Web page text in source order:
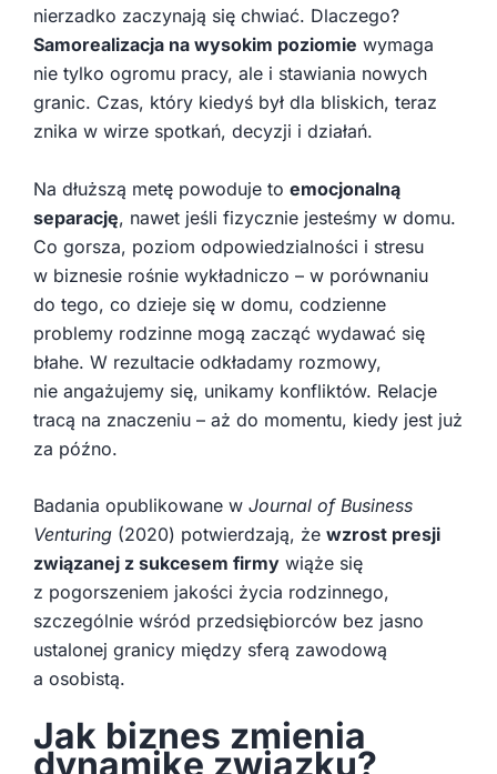
nierzadko zaczynają się chwiać. Dlaczego?
Samorealizacja na wysokim poziomie wymaga
nie tylko ogromu pracy, ale i stawiania nowych
granic. Czas, który kiedyś był dla bliskich, teraz
znika w wirze spotkań, decyzji i działań.
Na dłuższą metę powoduje to emocjonalną
separację, nawet jeśli fizycznie jesteśmy w domu.
Co gorsza, poziom odpowiedzialności i stresu
w biznesie rośnie wykładniczo – w porównaniu
do tego, co dzieje się w domu, codzienne
problemy rodzinne mogą zacząć wydawać się
błahe. W rezultacie odkładamy rozmowy,
nie angażujemy się, unikamy konfliktów. Relacje
tracą na znaczeniu – aż do momentu, kiedy jest już
za późno.
Badania opublikowane w Journal of Business
Venturing (2020) potwierdzają, że wzrost presji
związanej z sukcesem firmy wiąże się
z pogorszeniem jakości życia rodzinnego,
szczególnie wśród przedsiębiorców bez jasno
ustalonej granicy między sferą zawodową
a osobistą.
Jak biznes zmienia
dynamikę związku?